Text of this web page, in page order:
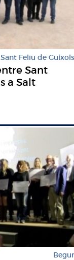
Sant Feliu de Guíxols
Sant
a Salt
Begur